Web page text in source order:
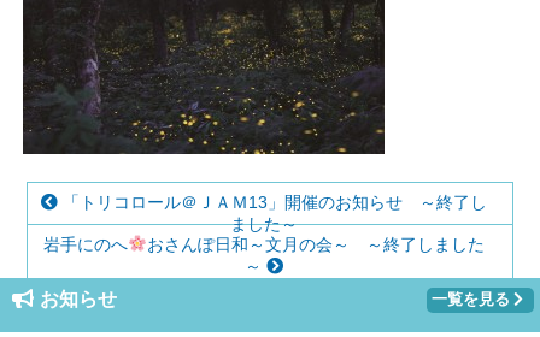
「トリコロール＠ＪＡＭ13」開催のお知らせ ～終了し
ました～
岩手にのへ
おさんぽ日和～文月の会～ ～終了しました
～
お知らせ 一覧を見る